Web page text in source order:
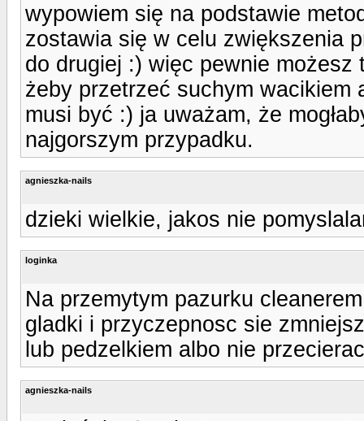
wypowiem się na podstawie
zostawia się w celu zwiększenia
do drugiej :) więc pewnie możesz
żeby przetrzeć suchym wacikiem
musi być :) ja uważam, że
najgorszym przypadku.
agnieszka-nails
dzieki wielkie, jakos nie
loginka
Na przemytym pazurku
gladki i przyczepnosc sie
lub pedzelkiem albo nie
agnieszka-nails